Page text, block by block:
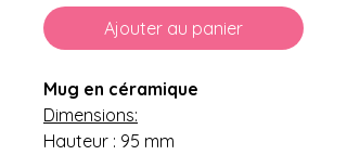
Ajouter au panier
Mug en céramique
Dimensions:
Hauteur : 95 mm